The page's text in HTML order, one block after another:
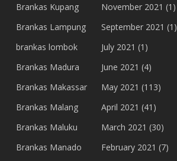
Brankas Kupang
Brankas Lampung
brankas lombok
Brankas Madura
Brankas Makassar
Brankas Malang
Brankas Maluku
Brankas Manado
November 2021 (1)
September 2021 (1)
July 2021 (1)
June 2021 (4)
May 2021 (113)
April 2021 (41)
March 2021 (30)
February 2021 (7)